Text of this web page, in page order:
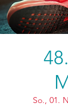
So., 01.